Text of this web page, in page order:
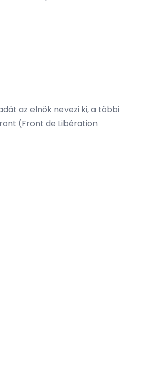
az elnök nevezi ki, a többi
(Front de Libération